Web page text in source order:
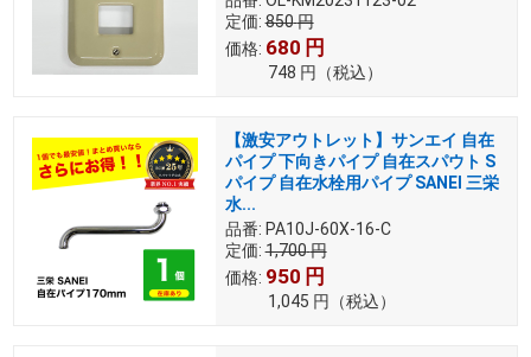
定価: 850円
価格: 680 円
748 円 （税込）
【激安アウトレット】サンエイ 自在
パイプ 下向きパイプ 自在スパウト S
パイプ 自在水栓用パイプ SANEI 三栄
水...
品番: PA10J-60X-16-C
定価: 1,700円
価格: 950 円
1,045 円 （税込）